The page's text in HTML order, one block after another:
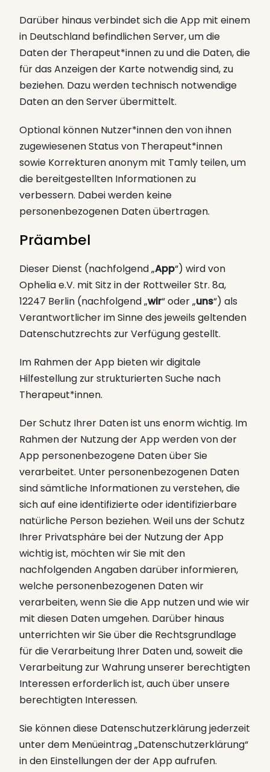
Darüber hinaus verbindet sich die App mit einem
in Deutschland befindlichen Server, um die
Daten der Therapeut*innen zu und die Daten, die
für das Anzeigen der Karte notwendig sind, zu
beziehen. Dazu werden technisch notwendige
Daten an den Server übermittelt.
Optional können Nutzer*innen den von ihnen
zugewiesenen Status von Therapeut*innen
sowie Korrekturen anonym mit Tamly teilen, um
die bereitgestellten Informationen zu
verbessern. Dabei werden keine
personenbezogenen Daten übertragen.
Präambel
Dieser Dienst (nachfolgend „App“) wird von
Ophelia e.V. mit Sitz in der Rottweiler Str. 8a,
12247 Berlin (nachfolgend „wir“ oder „uns“) als
Verantwortlicher im Sinne des jeweils geltenden
Datenschutzrechts zur Verfügung gestellt.
Im Rahmen der App bieten wir digitale
Hilfestellung zur strukturierten Suche nach
Therapeut*innen.
Der Schutz Ihrer Daten ist uns enorm wichtig. Im
Rahmen der Nutzung der App werden von der
App personenbezogene Daten über Sie
verarbeitet. Unter personenbezogenen Daten
sind sämtliche Informationen zu verstehen, die
sich auf eine identifizierte oder identifizierbare
natürliche Person beziehen. Weil uns der Schutz
Ihrer Privatsphäre bei der Nutzung der App
wichtig ist, möchten wir Sie mit den
nachfolgenden Angaben darüber informieren,
welche personenbezogenen Daten wir
verarbeiten, wenn Sie die App nutzen und wie wir
mit diesen Daten umgehen. Darüber hinaus
unterrichten wir Sie über die Rechtsgrundlage
für die Verarbeitung Ihrer Daten und, soweit die
Verarbeitung zur Wahrung unserer berechtigten
Interessen erforderlich ist, auch über unsere
berechtigten Interessen.
Sie können diese Datenschutzerklärung jederzeit
unter dem Menüeintrag „Datenschutzerklärung“
in den Einstellungen der der App aufrufen.